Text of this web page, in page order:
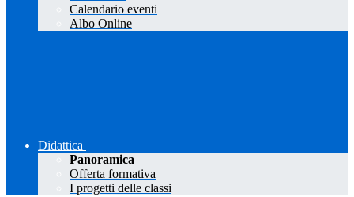
Calendario eventi
Albo Online
Didattica
Panoramica
Offerta formativa
I progetti delle classi